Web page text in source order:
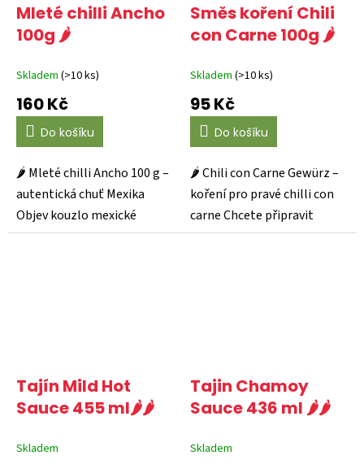
Mleté chilli Ancho
100g 🌶️
Skladem (>10 ks)
160 Kč
Do košíku
🌶️ Mleté chilli Ancho 100 g –
autentická chuť Mexika
Objev kouzlo mexické
kuchyně s mletým...
Směs koření Chili
con Carne 100g 🌶️
Skladem (>10 ks)
95 Kč
Do košíku
🌶️ Chili con Carne Gewürz –
koření pro pravé chilli con
carne Chcete připravit
autentické chilli...
Tajín Mild Hot
Sauce 455 ml🌶️🌶️
Skladem
Tajin Chamoy
Sauce 436 ml 🌶️🌶️
Skladem